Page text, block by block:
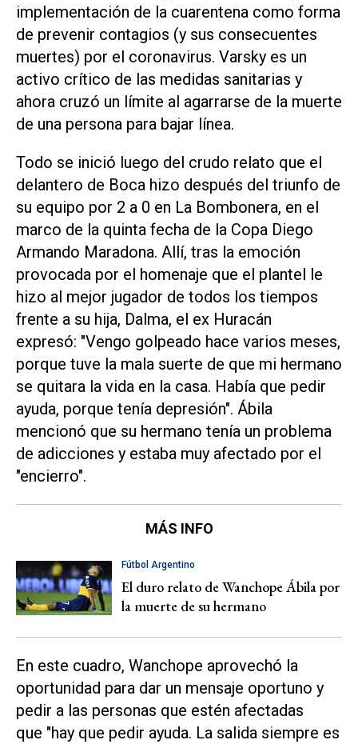
implementación de la cuarentena como forma
de prevenir contagios (y sus consecuentes
muertes) por el coronavirus. Varsky es un
activo crítico de las medidas sanitarias y
ahora cruzó un límite al agarrarse de la muerte
de una persona para bajar línea.
Todo se inició luego del crudo relato que el
delantero de Boca hizo después del triunfo de
su equipo por 2 a 0 en La Bombonera, en el
marco de la quinta fecha de la Copa Diego
Armando Maradona. Allí, tras la emoción
provocada por el homenaje que el plantel le
hizo al mejor jugador de todos los tiempos
frente a su hija, Dalma, el ex Huracán
expresó: "Vengo golpeado hace varios meses,
porque tuve la mala suerte de que mi hermano
se quitara la vida en la casa. Había que pedir
ayuda, porque tenía depresión". Ábila
mencionó que su hermano tenía un problema
de adicciones y estaba muy afectado por el
"encierro".
MÁS INFO
Fútbol Argentino
El duro relato de Wanchope Ábila por
la muerte de su hermano
En este cuadro, Wanchope aprovechó la
oportunidad para dar un mensaje oportuno y
pedir a las personas que estén afectadas
que "hay que pedir ayuda. La salida siempre es